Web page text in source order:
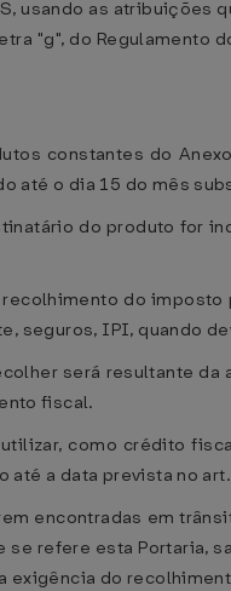
usando as
"g", do Regulamento
constantes do
até o dia 15 do mês
do produto for
do
seguros, IPI, quando
será resultante
fiscal.
como crédito
a data prevista no
encontradas em
refere esta Portaria,
exigência do